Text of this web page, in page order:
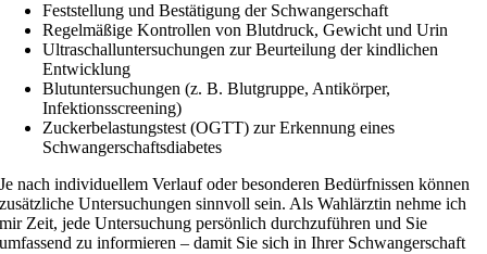
Feststellung und Bestätigung der Schwangerschaft
Regelmäßige Kontrollen von Blutdruck, Gewicht und Urin
Ultraschalluntersuchungen zur Beurteilung der kindlichen
Entwicklung
Blutuntersuchungen (z. B. Blutgruppe, Antikörper,
Infektionsscreening)
Zuckerbelastungstest (OGTT) zur Erkennung eines
Schwangerschaftsdiabetes
Je nach individuellem Verlauf oder besonderen Bedürfnissen können
zusätzliche Untersuchungen sinnvoll sein. Als Wahlärztin nehme ich
mir Zeit, jede Untersuchung persönlich durchzuführen und Sie
umfassend zu informieren – damit Sie sich in Ihrer Schwangerschaft